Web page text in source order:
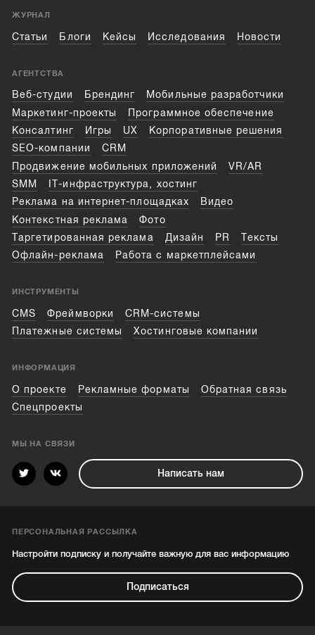
ЖУРНАЛ
Статьи Блоги Кейсы Исследования Новости
АГЕНТСТВА
Веб-студии Брендинг
Мобильные разработчики
Маркетинг-проекты
Программное обеспечение
Консалтинг
Игры UX
Корпоративные решения
SEO-компании
CRM
Продвижение мобильных приложений
VR/AR
SMM
IT-инфраструктура, хостинг
Реклама на интернет-площадках
Видео
Контекстная реклама
Фото
Таргетированная реклама
Дизайн PR
Тексты
Офлайн-реклама
Работа с маркетплейсами
ИНСТРУМЕНТЫ
CMS Фреймворки
CRM-системы
Платежные системы
Хостинговые компании
ИНФОРМАЦИЯ
О проекте Рекламные форматы
Обратная связь
Спецпроекты
МЫ НА СВЯЗИ
Написать нам
ПЕРСОНАЛЬНАЯ РАССЫЛКА
Настройти подписку и получайте важную для вас информацию
Подписаться